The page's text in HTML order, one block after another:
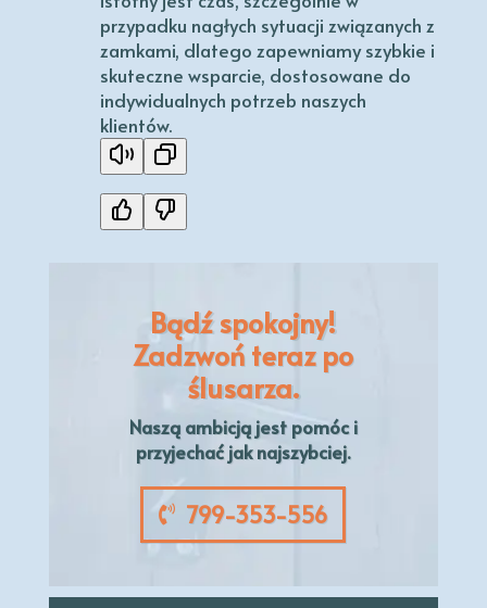
przypadku nagłych sytuacji związanych z
zamkami, dlatego zapewniamy szybkie i
skuteczne wsparcie, dostosowane do
indywidualnych potrzeb naszych
klientów.
Bądź spokojny!
Zadzwoń teraz po
ślusarza.
Naszą ambicją jest pomóc i
przyjechać jak najszybciej.
799-353-556